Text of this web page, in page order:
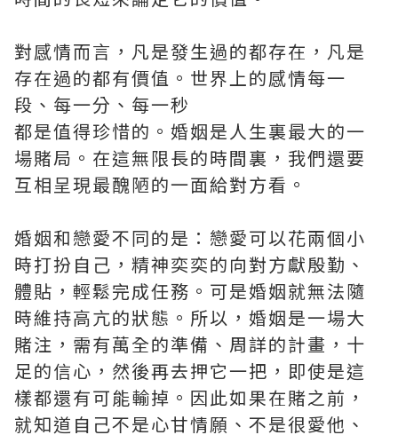
對感情而言，凡是發生過的都存在，凡是
存在過的都有價值。世界上的感情每一
段、每一分、每一秒
都是值得珍惜的。婚姻是人生裏最大的一
場賭局。在這無限長的時間裏，我們還要
互相呈現最醜陋的一面給對方看。
婚姻和戀愛不同的是：戀愛可以花兩個小
時打扮自己，精神奕奕的向對方獻殷勤、
體貼，輕鬆完成任務。可是婚姻就無法隨
時維持高亢的狀態。所以，婚姻是一場大
賭注，需有萬全的準備、周詳的計畫，十
足的信心，然後再去押它一把，即使是這
樣都還有可能輸掉。因此如果在賭之前，
就知道自己不是心甘情願、不是很愛他、